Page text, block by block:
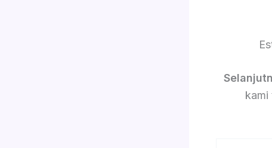
kami